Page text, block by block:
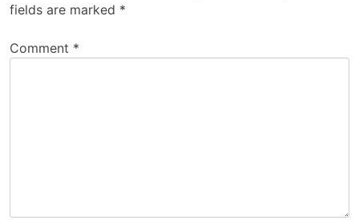
fields are marked *
Comment *